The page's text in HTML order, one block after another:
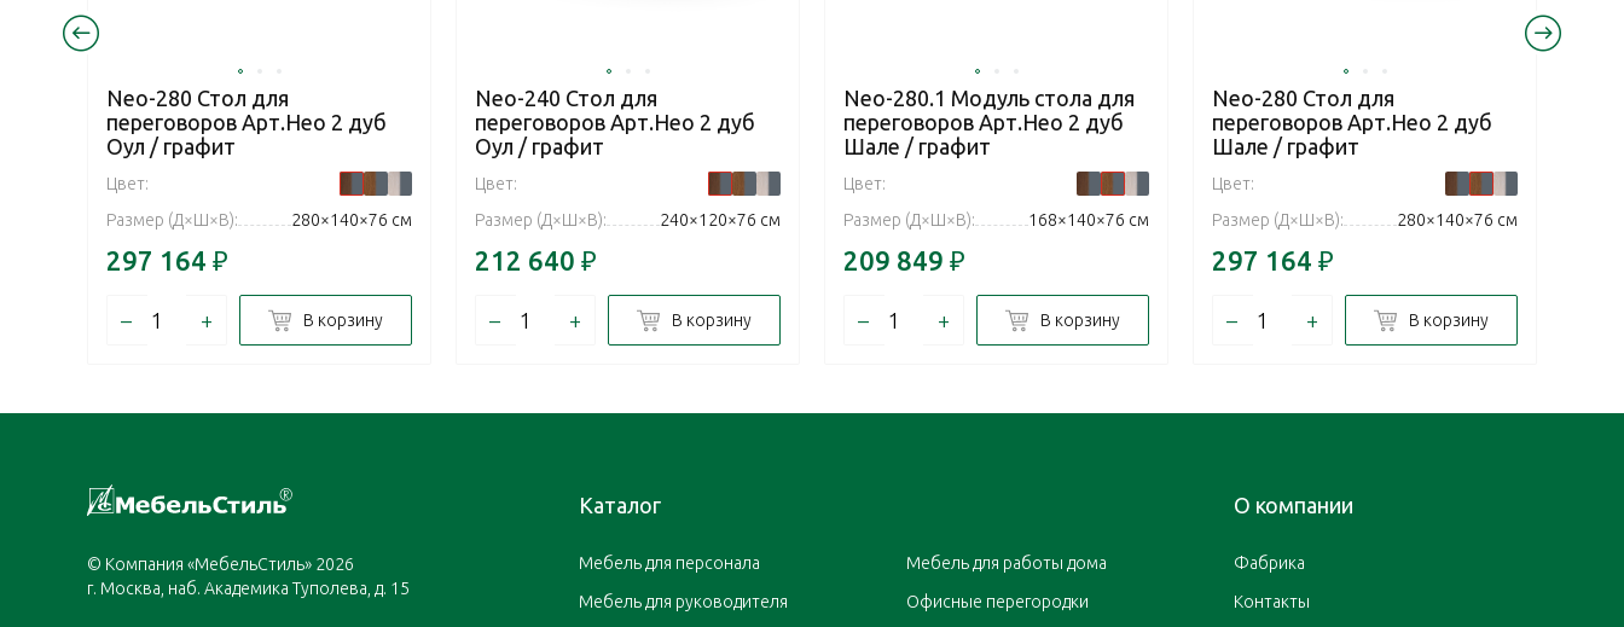
Neo-280 Стол для
переговоров Арт.Нео 2 дуб
Оул / графит
Цвет:
Размер (Д×Ш×В):
280×140×76 см
297 164 ₽
– + В корзину
Neo-240 Стол для
переговоров Арт.Нео 2 дуб
Оул / графит
Цвет:
Размер (Д×Ш×В):
240×120×76 см
212 640 ₽
– + В корзину
Neo-280.1 Модуль стола для
переговоров Арт.Нео 2 дуб
Шале / графит
Цвет:
Размер (Д×Ш×В):
168×140×76 см
209 849 ₽
– + В корзину
Neo-280 Стол для
переговоров Арт.Нео 2 дуб
Шале / графит
Цвет:
Размер (Д×Ш×В):
280×140×76 см
297 164 ₽
– + В корзину
© Компания «МебельСтиль» 2026
г. Москва, наб. Академика Туполева, д. 15
Каталог
Мебель для персонала
Мебель для руководителя
Мебель для работы дома
Офисные перегородки
О компании
Фабрика
Контакты